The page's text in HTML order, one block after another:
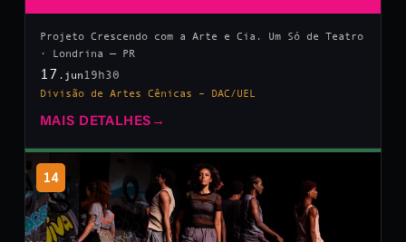
Projeto Crescendo com a Arte e Cia. Um Só de Teatro
· Londrina — PR
17 .jun 19h30
Divisão de Artes Cênicas – DAC/UEL
MAIS DETALHES →
14